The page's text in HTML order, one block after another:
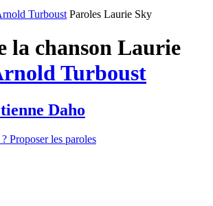
Turboust Paroles Laurie Sky
la chanson Laurie
Turboust
Daho
Proposer les paroles